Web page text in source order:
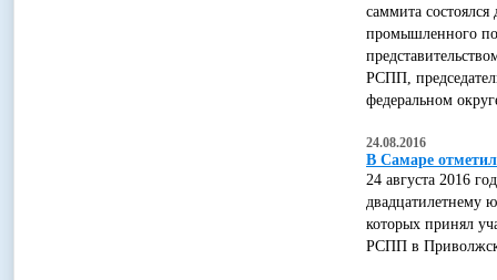
саммита
промышленного
РСПП,
федеральном
24.08.2016
В Самаре
24 августа 2016
двадцатилетнему
которых принял
РСПП в